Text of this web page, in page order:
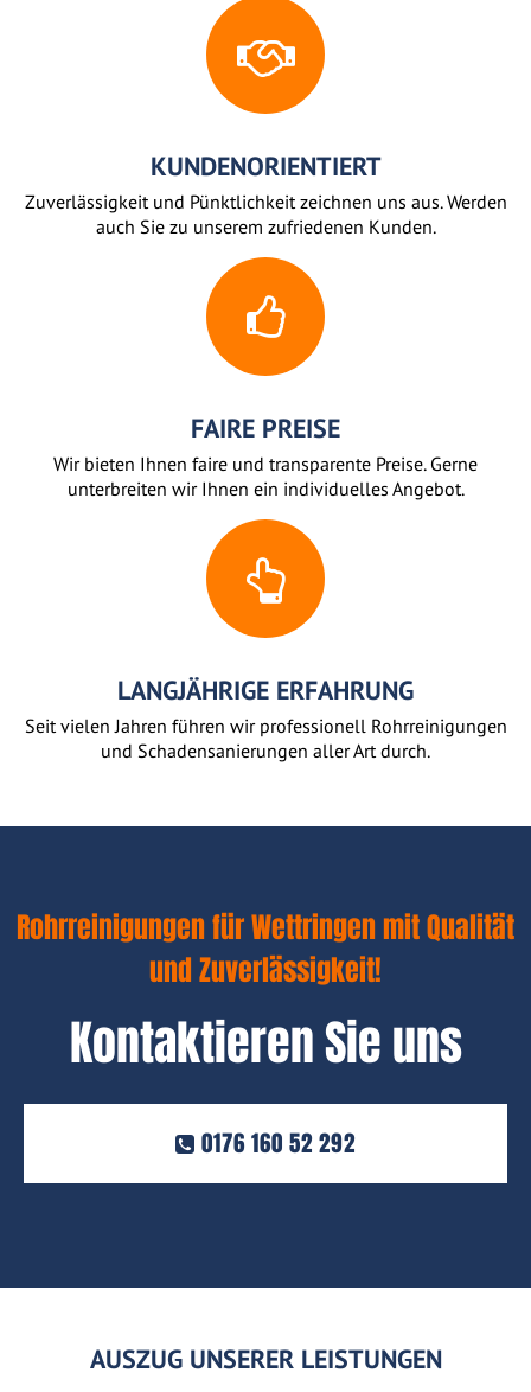
KUNDENORIENTIERT
Zuverlässigkeit und Pünktlichkeit zeichnen uns aus. Werden
auch Sie zu unserem zufriedenen Kunden.
FAIRE PREISE
Wir bieten Ihnen faire und transparente Preise. Gerne
unterbreiten wir Ihnen ein individuelles Angebot.
LANGJÄHRIGE ERFAHRUNG
Seit vielen Jahren führen wir professionell Rohrreinigungen
und Schadensanierungen aller Art durch.
Rohrreinigungen für Wettringen mit Qualität
und Zuverlässigkeit!
Kontaktieren Sie uns
0176 160 52 292
AUSZUG UNSERER LEISTUNGEN